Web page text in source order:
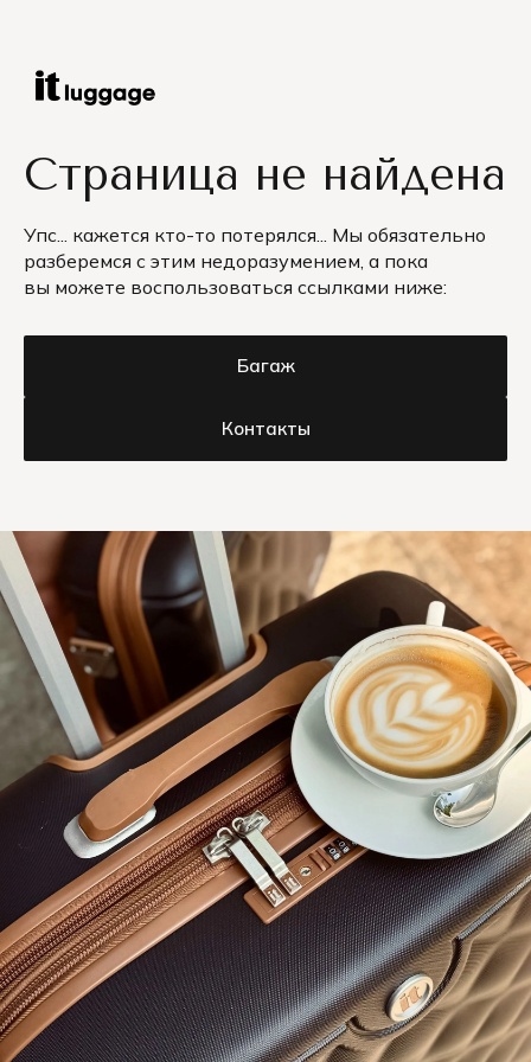
Страница не найдена
Упс... кажется кто-то потерялся... Мы обязательно
разберемся с этим недоразумением, а пока
вы можете воспользоваться ссылками ниже:
Багаж
Контакты